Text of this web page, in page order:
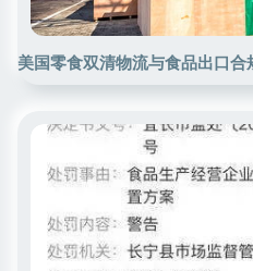
美国零食双清物流与食品出口合